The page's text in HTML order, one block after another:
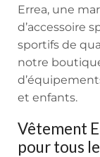
Errea, une
d’accessoire
sportifs de
notre
et enfants.
Vêtement
pour tous